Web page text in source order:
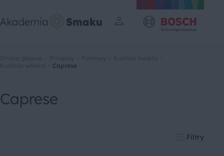
Caprese
Caprese
Filtry